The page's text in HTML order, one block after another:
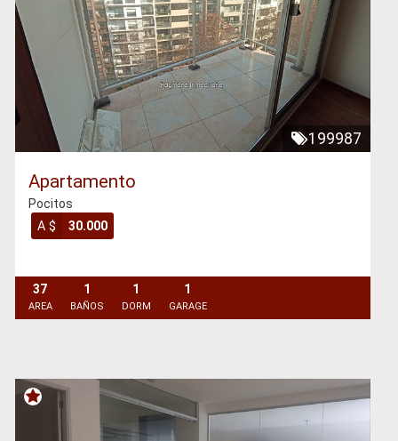
199987
Apartamento
Pocitos
A $
30.000
37
AREA
1
BAÑOS
1
DORM
1
GARAGE